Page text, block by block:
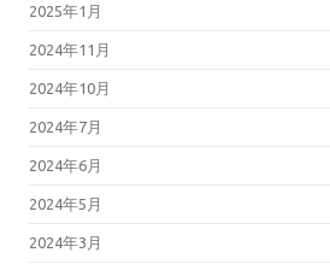
2025年1月
2024年11月
2024年10月
2024年7月
2024年6月
2024年5月
2024年3月